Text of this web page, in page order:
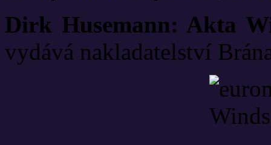
Dirk Husemann: Akta
vydává nakladatelství